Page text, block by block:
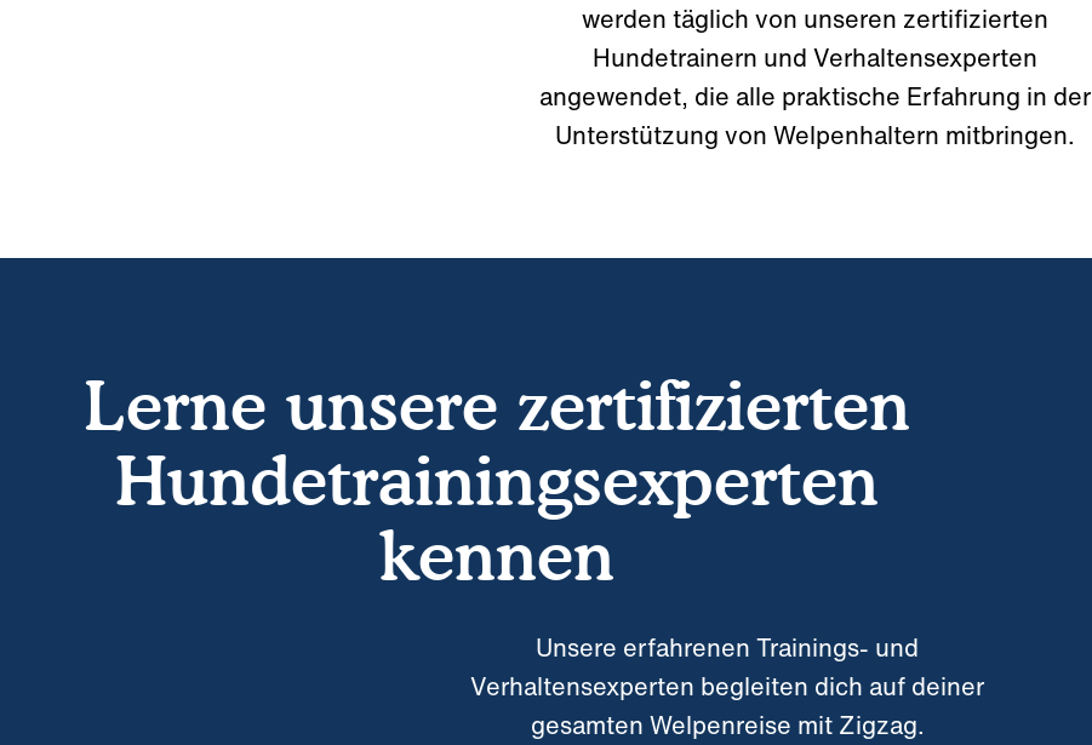
werden täglich von unseren zertifizierten
Hundetrainern und Verhaltensexperten
angewendet, die alle praktische Erfahrung in der
Unterstützung von Welpenhaltern mitbringen.
Lerne unsere zertifizierten
Hundetrainingsexperten
kennen
Unsere erfahrenen Trainings- und
Verhaltensexperten begleiten dich auf deiner
gesamten Welpenreise mit Zigzag.